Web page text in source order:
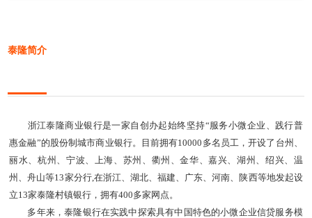
泰隆简介
浙江泰隆商业银行是一家自创办起始终坚持“服务小微企业、践行普
惠金融”的股份制城市商业银行。目前拥有10000多名员工，开设了台州、
丽水、杭州、宁波、上海、苏州、衢州、金华、嘉兴、湖州、绍兴、温
州、舟山等13家分行,在浙江、湖北、福建、广东、河南、陕西等地发起设
立13家泰隆村镇银行，拥有400多家网点。
多年来，泰隆银行在实践中探索具有中国特色的小微企业信贷服务模